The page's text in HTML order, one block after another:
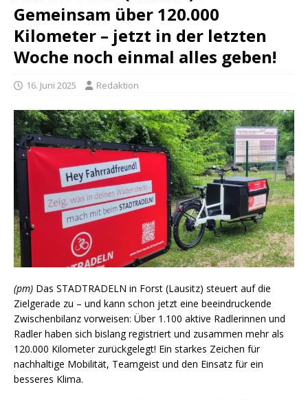
Gemeinsam über 120.000
Kilometer – jetzt in der letzten
Woche noch einmal alles geben!
16. Juni 2025 Redaktion
(pm) Das STADTRADELN in Forst (Lausitz) steuert auf die
Zielgerade zu – und kann schon jetzt eine beeindruckende
Zwischenbilanz vorweisen: Über 1.100 aktive Radlerinnen und
Radler haben sich bislang registriert und zusammen mehr als
120.000 Kilometer zurückgelegt! Ein starkes Zeichen für
nachhaltige Mobilität, Teamgeist und den Einsatz für ein
besseres Klima.